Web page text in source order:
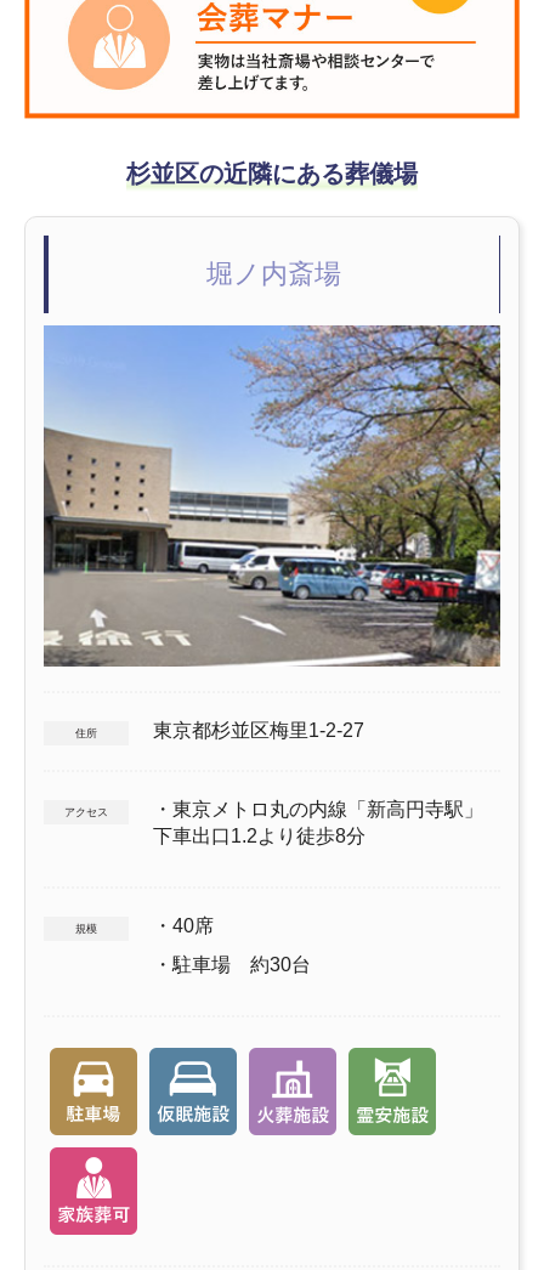
杉並区の近隣にある葬儀場
堀ノ内斎場
住所 東京都杉並区梅里1-2-27
アクセス
・東京メトロ丸の内線「新高円寺駅」
下車出口1.2より徒歩8分
規模
・40席
・駐車場 約30台